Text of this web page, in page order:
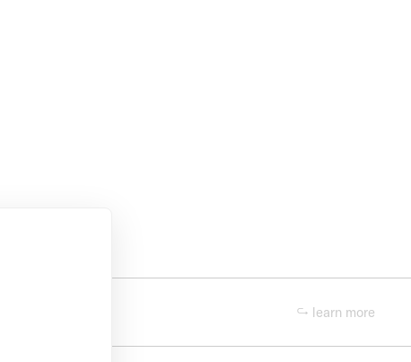
↪ learn more